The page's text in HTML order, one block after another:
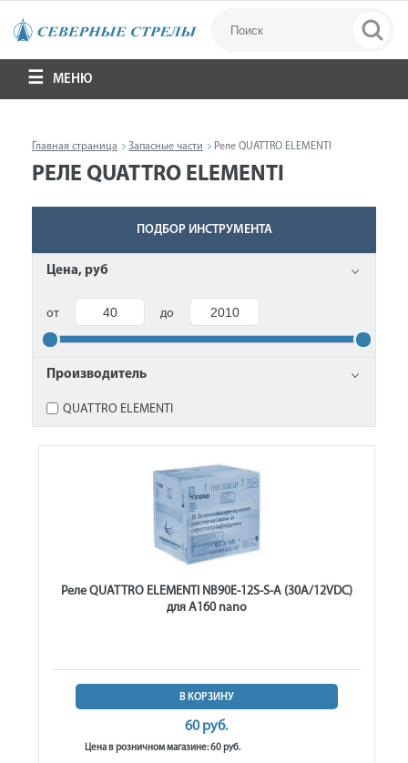
МЕНЮ
Главная страница Запасные части Реле QUATTRO ELEMENTI
РЕЛЕ QUATTRO ELEMENTI
ПОДБОР ИНСТРУМЕНТА
Цена, руб
от до
Производитель
QUATTRO ELEMENTI
Реле QUATTRO ELEMENTI NB90E-12S-S-A (30A/12VDC)
для A160 nano
В КОРЗИНУ
60 руб.
Цена в розничном магазине: 60 руб.